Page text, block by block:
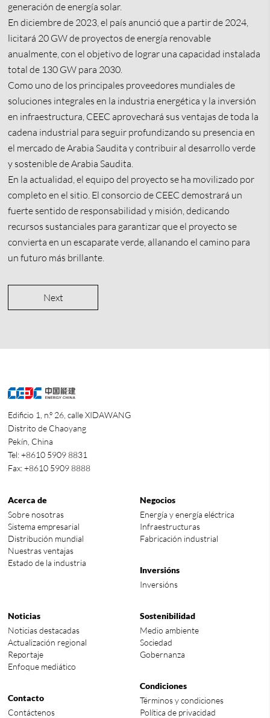
generación de energía solar.
En diciembre de 2023, el país anunció que a partir de 2024,
licitará 20 GW de proyectos de energía renovable
anualmente, con el objetivo de lograr una capacidad instalada
total de 130 GW para 2030.
Como uno de los principales proveedores mundiales de
soluciones integrales en la industria energética y la inversión
en infraestructura, CEEC aprovechará sus ventajas de toda la
cadena industrial para seguir profundizando su presencia en
el mercado de Arabia Saudita y contribuir al desarrollo verde
y sostenible de Arabia Saudita.
En la actualidad, el equipo del proyecto se ha movilizado por
completo en el sitio. El consorcio de CEEC demostrará un
fuerte sentido de responsabilidad y misión, dedicando
recursos sustanciales para garantizar que el proyecto se
convierta en un escaparate verde, allanando el camino para
un futuro más brillante.
Next
Edificio 1, n.º 26, calle XIDAWANG
Distrito de Chaoyang
Pekín, China
Tel: +8610 5909 8831
Fax: +8610 5909 8888
Acerca de
Sobre nosotras
Sistema empresarial
Distribución mundial
Nuestras ventajas
Estado de la industria
Negocios
Energía y energía eléctrica
Infraestructuras
Fabricación industrial
Inversións
Inversións
Noticias
Noticias destacadas
Actualización regional
Reportaje
Enfoque mediático
Contacto
Contáctenos
Sostenibilidad
Medio ambiente
Sociedad
Gobernanza
Condiciones
Términos y condiciones
Política de privacidad